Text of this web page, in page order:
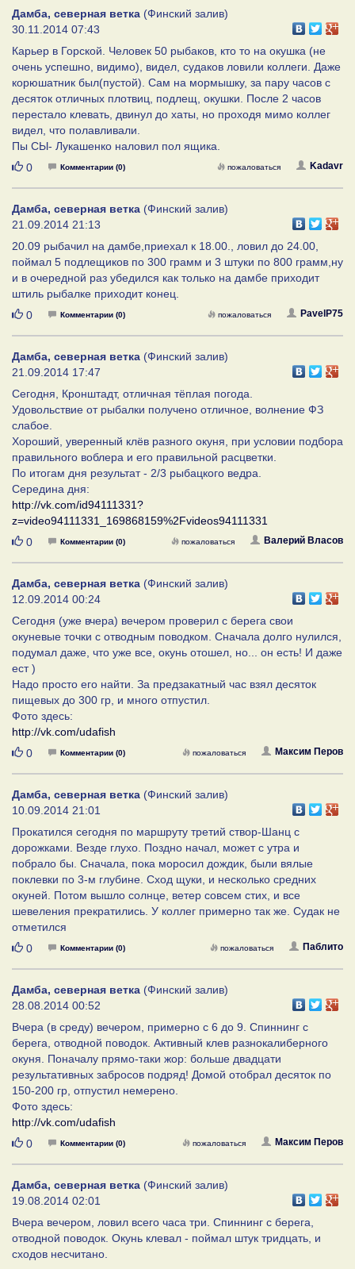
Дамба, северная ветка (Финский залив)
30.11.2014 07:43
Карьер в Горской. Человек 50 рыбаков, кто то на окушка (не
очень успешно, видимо), видел, судаков ловили коллеги. Даже
корюшатник был(пустой). Сам на мормышку, за пару часов с
десяток отличных плотвиц, подлещ, окушки. После 2 часов
перестало клевать, двинул до хаты, но проходя мимо коллег
видел, что полавливали.
Пы СЫ- Лукашенко наловил пол ящика.
Нравится
0 Комментарии (0) Kadavr
пожаловаться
Дамба, северная ветка (Финский залив)
21.09.2014 21:13
20.09 рыбачил на дамбе,приехал к 18.00., ловил до 24.00,
поймал 5 подлещиков по 300 грамм и 3 штуки по 800 грамм,ну
и в очередной раз убедился как только на дамбе приходит
штиль рыбалке приходит конец.
Нравится
0 Комментарии (0) PavelP75
пожаловаться
Дамба, северная ветка (Финский залив)
21.09.2014 17:47
Сегодня, Кронштадт, отличная тёплая погода.
Удовольствие от рыбалки получено отличное, волнение ФЗ
слабое.
Хороший, уверенный клёв разного окуня, при условии подбора
правильного воблера и его правильной расцветки.
По итогам дня результат - 2/3 рыбацкого ведра.
Середина дня:
http://vk.com/id94111331?
z=video94111331_169868159%2Fvideos94111331
Нравится
0 Комментарии (0) Валерий Власов
пожаловаться
Дамба, северная ветка (Финский залив)
12.09.2014 00:24
Сегодня (уже вчера) вечером проверил с берега свои
окуневые точки с отводным поводком. Сначала долго нулился,
подумал даже, что уже все, окунь отошел, но... он есть! И даже
ест )
Надо просто его найти. За предзакатный час взял десяток
пищевых до 300 гр, и много отпустил.
Фото здесь:
http://vk.com/udafish
Нравится
0 Комментарии (0) Максим Перов
пожаловаться
Дамба, северная ветка (Финский залив)
10.09.2014 21:01
Прокатился сегодня по маршруту третий створ-Шанц с
дорожками. Везде глухо. Поздно начал, может с утра и
побрало бы. Сначала, пока моросил дождик, были вялые
поклевки по 3-м глубине. Сход щуки, и несколько средних
окуней. Потом вышло солнце, ветер совсем стих, и все
шевеления прекратились. У коллег примерно так же. Судак не
отметился
Нравится
0 Комментарии (0) Паблито
пожаловаться
Дамба, северная ветка (Финский залив)
28.08.2014 00:52
Вчера (в среду) вечером, примерно с 6 до 9. Спиннинг с
берега, отводной поводок. Активный клев разнокалиберного
окуня. Поначалу прямо-таки жор: больше двадцати
результативных забросов подряд! Домой отобрал десяток по
150-200 гр, отпустил немерено.
Фото здесь:
http://vk.com/udafish
Нравится
0 Комментарии (0) Максим Перов
пожаловаться
Дамба, северная ветка (Финский залив)
19.08.2014 02:01
Вчера вечером, ловил всего часа три. Спиннинг с берега,
отводной поводок. Окунь клевал - поймал штук тридцать, и
сходов несчитано.